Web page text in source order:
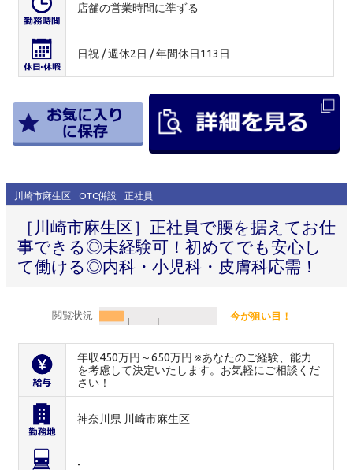
店舗の営業時間に準ずる
日祝 / 週休2日 / 年間休日113日
川崎市麻生区 OTC併設 正社員
［川崎市麻生区］正社員で腰を据えてお仕
事できる◎未経験可！初めてでも安心し
て働ける◎内科・小児科・皮膚科応需！
閲覧状況 今が狙い目！
年収450万円～650万円 ※あなたのご経験、能力
を考慮して決定いたします。お気軽にご相談くだ
さい！
神奈川県 川崎市麻生区
-